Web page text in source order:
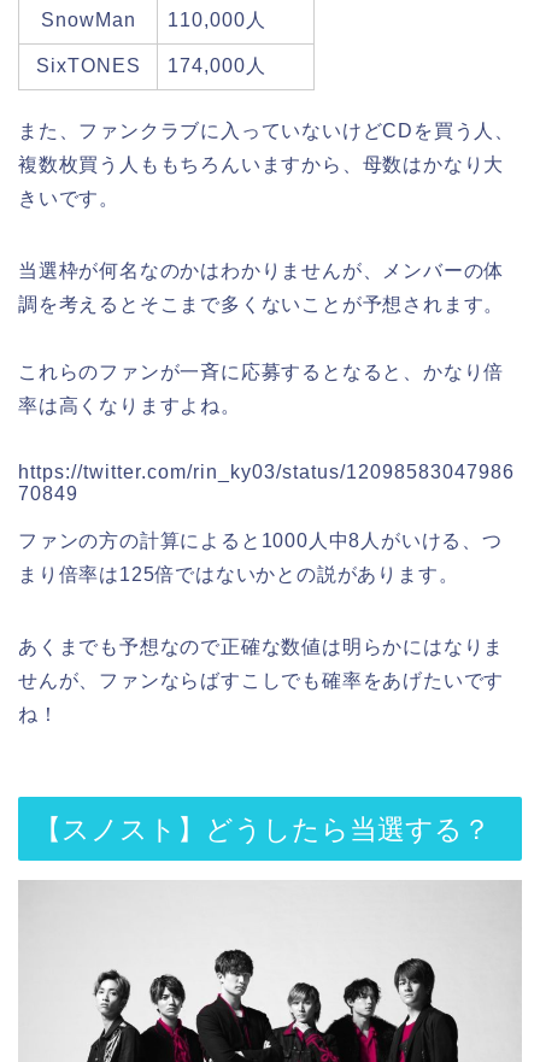
SnowMan 110,000人
SixTONES 174,000人
また、ファンクラブに入っていないけどCDを買う人、
複数枚買う人ももちろんいますから、母数はかなり大
きいです。
当選枠が何名なのかはわかりませんが、メンバーの体
調を考えるとそこまで多くないことが予想されます。
これらのファンが一斉に応募するとなると、かなり倍
率は高くなりますよね。
https://twitter.com/rin_ky03/status/12098583047986
70849
ファンの方の計算によると1000人中8人がいける、つ
まり倍率は125倍ではないかとの説があります。
あくまでも予想なので正確な数値は明らかにはなりま
せんが、ファンならばすこしでも確率をあげたいです
ね！
【スノスト】どうしたら当選する？